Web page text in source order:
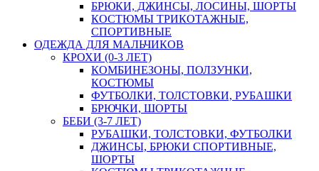
БРЮКИ, ДЖИНСЫ, ЛОСИНЫ, ШОРТЫ
КОСТЮМЫ ТРИКОТАЖНЫЕ,
СПОРТИВНЫЕ
ОДЕЖДА ДЛЯ МАЛЬЧИКОВ
КРОХИ (0-3 ЛЕТ)
КОМБИНЕЗОНЫ, ПОЛЗУНКИ,
КОСТЮМЫ
ФУТБОЛКИ, ТОЛСТОВКИ, РУБАШКИ
БРЮЧКИ, ШОРТЫ
БЕБИ (3-7 ЛЕТ)
РУБАШКИ, ТОЛСТОВКИ, ФУТБОЛКИ
ДЖИНСЫ, БРЮКИ СПОРТИВНЫЕ,
ШОРТЫ